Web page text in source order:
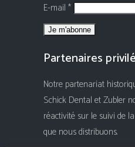
E-mail *
Partenaires
Notre partenariat
Schick Dental et Zubler
réactivité sur le suivi de
que nous distribuons.